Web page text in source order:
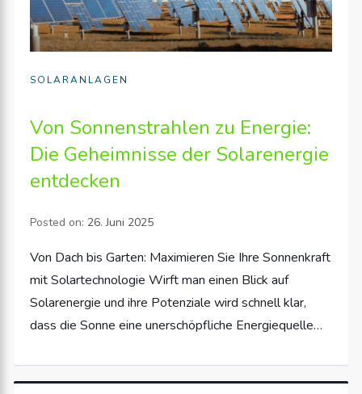
SOLARANLAGEN
Von Sonnenstrahlen zu Energie:
Die Geheimnisse der Solarenergie
entdecken
Posted on: 26. Juni 2025
Von Dach bis Garten: Maximieren Sie Ihre Sonnenkraft
mit Solartechnologie Wirft man einen Blick auf
Solarenergie und ihre Potenziale wird schnell klar,
dass die Sonne eine unerschöpfliche Energiequelle…